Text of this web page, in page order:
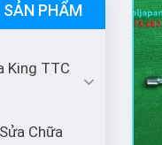
SẢN PHẨM
King TTC
Chữa